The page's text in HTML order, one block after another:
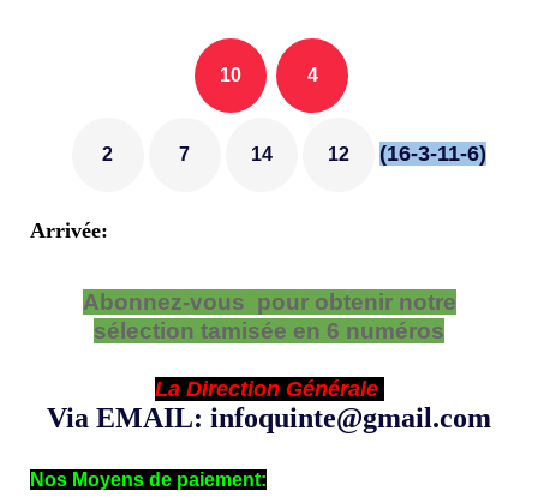
10 4
2 7 14 12 (16-3-11-6)
Arrivée:
Abonnez-vous pour obtenir notre
sélection tamisée en 6 numéros
La Direction Générale
Via EMAIL: infoquinte@gmail.com
Nos Moyens de paiement: